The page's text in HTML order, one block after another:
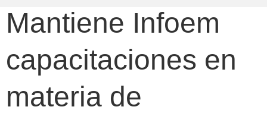
Mantiene Infoem
capacitaciones en
materia de